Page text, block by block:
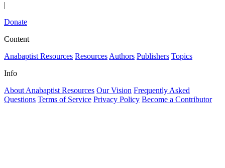
|
Donate
Content
Anabaptist Resources Resources Authors Publishers Topics
Info
About Anabaptist Resources Our Vision Frequently Asked
Questions Terms of Service Privacy Policy Become a Contributor